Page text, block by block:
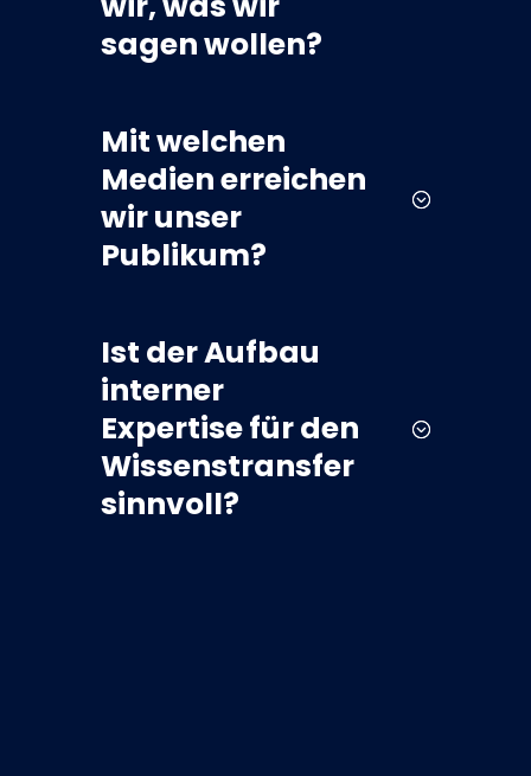
sagen wollen?
Mit welchen
Medien erreichen
wir unser
Publikum?
Ist der Aufbau
interner
Expertise für den
Wissenstransfer
sinnvoll?